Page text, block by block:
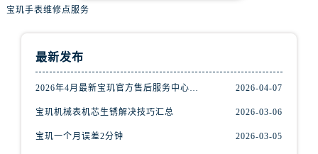
宝玑手表维修点服务
最新发布
2026-04-07
宝玑机械表机芯生锈解决技巧汇总 2026-03-06
宝玑一个月误差2分钟 2026-03-05